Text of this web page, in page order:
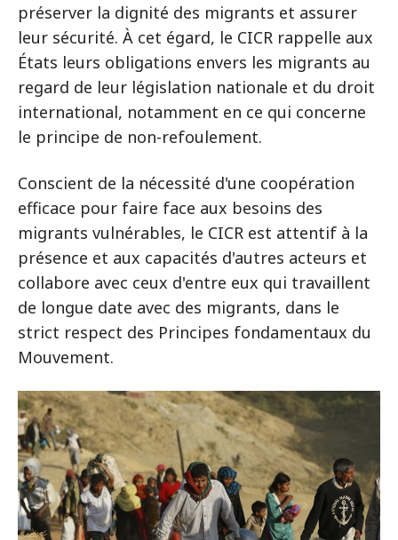
préserver la dignité des migrants et assurer
leur sécurité. À cet égard, le CICR rappelle aux
États leurs obligations envers les migrants au
regard de leur législation nationale et du droit
international, notamment en ce qui concerne
le principe de non-refoulement.
Conscient de la nécessité d'une coopération
efficace pour faire face aux besoins des
migrants vulnérables, le CICR est attentif à la
présence et aux capacités d'autres acteurs et
collabore avec ceux d'entre eux qui travaillent
de longue date avec des migrants, dans le
strict respect des Principes fondamentaux du
Mouvement.